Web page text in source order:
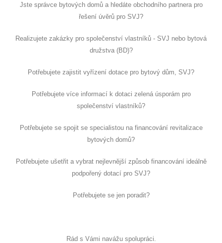
Jste správce bytových domů a hledáte obchodního partnera pro
řešení úvěrů pro SVJ?
Realizujete zakázky pro společenství vlastníků - SVJ nebo bytová
družstva (BD)?
Potřebujete zajistit vyřízení dotace pro bytový dům, SVJ?
Potřebujete více informací k dotaci zelená úsporám pro
společenství vlastníků?
Potřebujete se spojit se specialistou na financování revitalizace
bytových domů?
Potřebujete ušetřit a vybrat nejlevnější způsob financování ideálně
podpořený dotací pro SVJ?
Potřebujete se jen poradit?
Rád s Vámi navážu spolupráci.